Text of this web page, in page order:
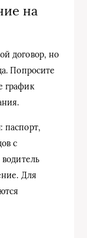
на
договор, но
Попросите
график
паспорт,
с
Для